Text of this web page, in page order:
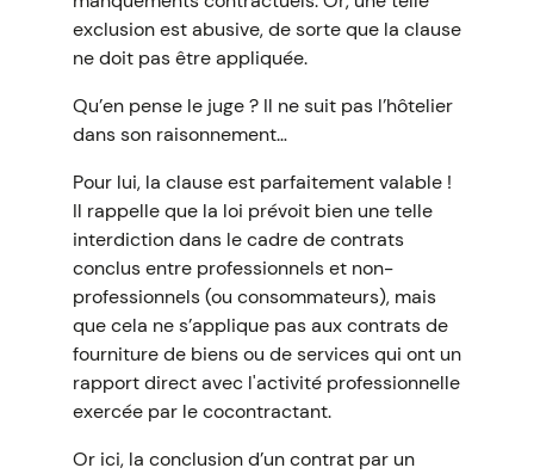
exclusion est abusive, de sorte que la clause
ne doit pas être appliquée.
Qu’en pense le juge ? Il ne suit pas l’hôtelier
dans son raisonnement…
Pour lui, la clause est parfaitement valable !
Il rappelle que la loi prévoit bien une telle
interdiction dans le cadre de contrats
conclus entre professionnels et non-
professionnels (ou consommateurs), mais
que cela ne s’applique pas aux contrats de
fourniture de biens ou de services qui ont un
rapport direct avec l'activité professionnelle
exercée par le cocontractant.
Or ici, la conclusion d’un contrat par un